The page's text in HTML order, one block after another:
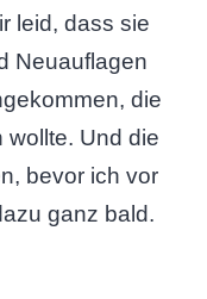
leid, dass sie
Neuauflagen
die
wollte. Und die
bevor ich vor
ganz bald.